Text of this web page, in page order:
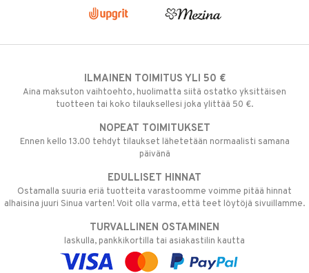
ILMAINEN TOIMITUS YLI 50 €
Aina maksuton vaihtoehto, huolimatta siitä ostatko yksittäisen
tuotteen tai koko tilauksellesi joka ylittää 50 €.
NOPEAT TOIMITUKSET
Ennen kello 13.00 tehdyt tilaukset lähetetään normaalisti samana
päivänä
EDULLISET HINNAT
Ostamalla suuria eriä tuotteita varastoomme voimme pitää hinnat
alhaisina juuri Sinua varten! Voit olla varma, että teet löytöjä sivuillamme.
TURVALLINEN OSTAMINEN
laskulla, pankkikortilla tai asiakastilin kautta